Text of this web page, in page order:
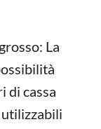
La
di cassa